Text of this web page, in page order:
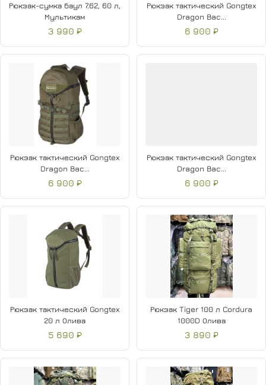
Рюкзак-сумка баул 7.62, 60 л,
Мультикам
3 990 ₽
Рюкзак тактический Gongtex
Dragon Bac...
6 900 ₽
Рюкзак тактический Gongtex
Dragon Bac...
6 900 ₽
Рюкзак тактический Gongtex
Dragon Bac...
6 900 ₽
Рюкзак тактический Gongtex
20 л Олива
5 690 ₽
Рюкзак Tiger 100 л Cordura
1000D Олива
3 890 ₽